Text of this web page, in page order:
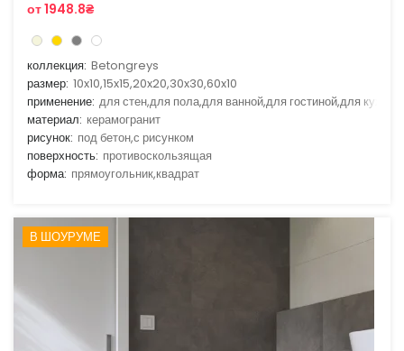
от 1948.8₴
коллекция: Betongreys
размер: 10x10,15x15,20x20,30x30,60x10
применение: для стен,для пола,для ванной,для гостиной,для кухни
материал: керамогранит
рисунок: под бетон,с рисунком
поверхность: противоскользящая
форма: прямоугольник,квадрат
В ШОУРУМЕ